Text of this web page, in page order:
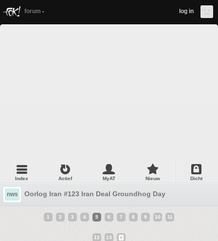
forum log in
Index Actief MyAT Nieuw Dicht
nws Oorlog Iran #123 Iran Deal Groundhog Day
1 2 3 4 5 6 7 8 9 10 11
12 13